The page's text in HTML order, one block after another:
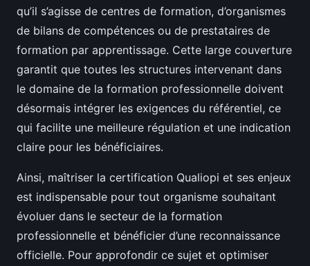
qu’il s’agisse de centres de formation, d’organismes
de bilans de compétences ou de prestataires de
formation par apprentissage. Cette large couverture
garantit que toutes les structures intervenant dans
le domaine de la formation professionnelle doivent
désormais intégrer les exigences du référentiel, ce
qui facilite une meilleure régulation et une indication
claire pour les bénéficiaires.
Ainsi, maîtriser la certification Qualiopi et ses enjeux
est indispensable pour tout organisme souhaitant
évoluer dans le secteur de la formation
professionnelle et bénéficier d’une reconnaissance
officielle. Pour approfondir ce sujet et optimiser